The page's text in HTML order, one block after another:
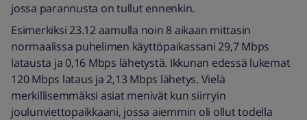
jossa parannusta on tullut ennenkin.
Esimerkiksi 23.12 aamulla noin 8 aikaan mittasin
normaalissa puhelimen käyttöpaikassani 29,7 Mbps
latausta ja 0,16 Mbps lähetystä. Ikkunan edessä lukemat
120 Mbps lataus ja 2,13 Mbps lähetys. Vielä
merkillisemmäksi asiat menivät kun siirryin
joulunviettopaikkaani, jossa aiemmin oli ollut todella